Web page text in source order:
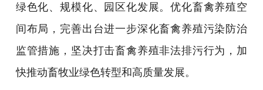
绿色化、规模化、园区化发展。优化畜禽养殖空
间布局，完善出台进一步深化畜禽养殖污染防治
监管措施，坚决打击畜禽养殖非法排污行为，加
快推动畜牧业绿色转型和高质量发展。